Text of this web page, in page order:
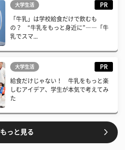
大学生活 PR
「牛乳」は学校給食だけで飲むも
の？ “牛乳をもっと身近に”――「牛
乳でスマ...
大学生活 PR
給食だけじゃない！ 牛乳をもっと楽
しむアイデア、学生が本気で考えてみ
た
もっと見る